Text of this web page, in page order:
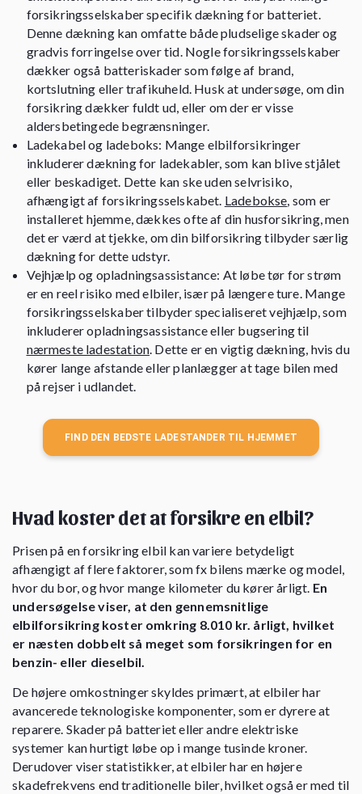
forsikringsselskaber specifik dækning for batteriet.
Denne dækning kan omfatte både pludselige skader og
gradvis forringelse over tid. Nogle forsikringsselskaber
dækker også batteriskader som følge af brand,
kortslutning eller trafikuheld. Husk at undersøge, om din
forsikring dækker fuldt ud, eller om der er visse
aldersbetingede begrænsninger.
Ladekabel og ladeboks: Mange elbilforsikringer
inkluderer dækning for ladekabler, som kan blive stjålet
eller beskadiget. Dette kan ske uden selvrisiko,
afhængigt af forsikringsselskabet. Ladebokse, som er
installeret hjemme, dækkes ofte af din husforsikring, men
det er værd at tjekke, om din bilforsikring tilbyder særlig
dækning for dette udstyr.
Vejhjælp og opladningsassistance: At løbe tør for strøm
er en reel risiko med elbiler, især på længere ture. Mange
forsikringsselskaber tilbyder specialiseret vejhjælp, som
inkluderer opladningsassistance eller bugsering til
nærmeste ladestation. Dette er en vigtig dækning, hvis du
kører lange afstande eller planlægger at tage bilen med
på rejser i udlandet.
FIND DEN BEDSTE LADESTANDER TIL HJEMMET
Hvad koster det at forsikre en elbil?
Prisen på en forsikring elbil kan variere betydeligt
afhængigt af flere faktorer, som fx bilens mærke og model,
hvor du bor, og hvor mange kilometer du kører årligt. En
undersøgelse viser, at den gennemsnitlige
elbilforsikring koster omkring 8.010 kr. årligt, hvilket
er næsten dobbelt så meget som forsikringen for en
benzin- eller dieselbil.
De højere omkostninger skyldes primært, at elbiler har
avancerede teknologiske komponenter, som er dyrere at
reparere. Skader på batteriet eller andre elektriske
systemer kan hurtigt løbe op i mange tusinde kroner.
Derudover viser statistikker, at elbiler har en højere
skadefrekvens end traditionelle biler, hvilket også er med til